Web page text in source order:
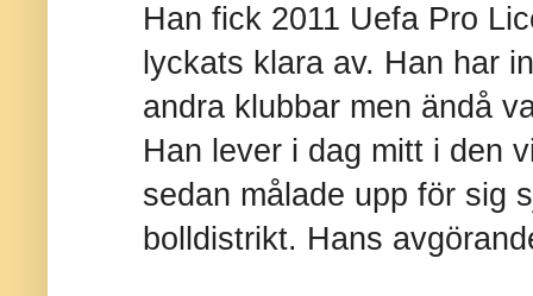
Han fick 2011 Uefa Pro
lyckats klara av. Han har
andra klubbar men ändå
Han lever i dag mitt i den
sedan målade upp för sig
bolldistrikt. Hans